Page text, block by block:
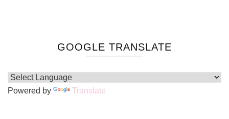
GOOGLE TRANSLATE
Powered by Translate